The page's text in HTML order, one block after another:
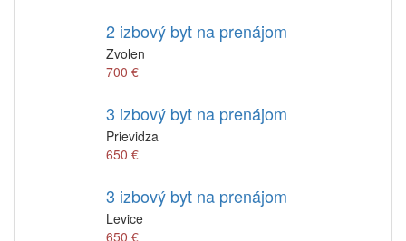
2 izbový byt na prenájom
Zvolen
700 €
3 izbový byt na prenájom
Prievidza
650 €
3 izbový byt na prenájom
Levice
650 €